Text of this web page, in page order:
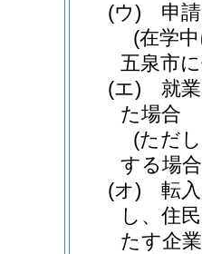
(ウ)
申
(在学
五泉市
(エ)
就
た場合
(ただ
する場
(オ)
転
し、住
たす企